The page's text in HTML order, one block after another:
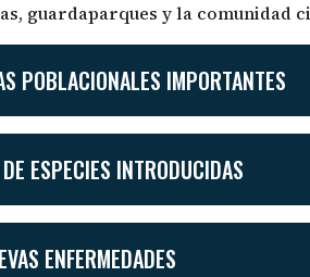
guardaparques y la comunidad
POBLACIONALES IMPORTANTES
ESPECIES INTRODUCIDAS
ENFERMEDADES